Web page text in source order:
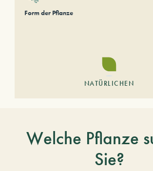
Form der Pflanze
NATÜRLICHEN
Welche Pflanze
Sie?